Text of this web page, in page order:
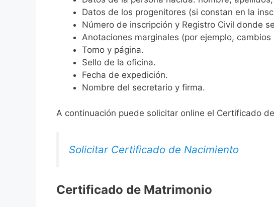
Datos de los progenitores (si constan en la
Número de inscripción y Registro Civil donde
Anotaciones marginales (por ejemplo,
Tomo y página.
Sello de la oficina.
Fecha de expedición.
Nombre del secretario y firma.
A continuación puede solicitar online el Certificado
Solicitar Certificado de Nacimiento
Certificado de Matrimonio